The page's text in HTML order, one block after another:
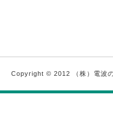
Copyright © 2012 （株）電波